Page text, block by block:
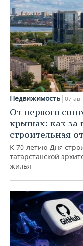
Недвижимость 07
От первого
крышах: как за
строительная
К 70-летию Дня
татарстанской
жилья